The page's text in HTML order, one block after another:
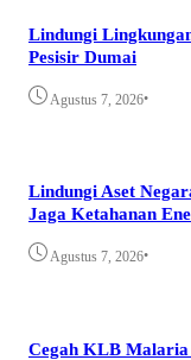
Lindungi
Pesisir Dumai
Agustus 7, 2026•
Lindungi Aset
Jaga Ketahanan
Agustus 7, 2026•
Cegah KLB